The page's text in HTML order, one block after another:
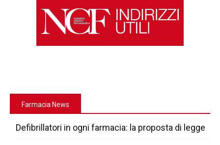
Farmacia News
Defibrillatori in ogni farmacia: la proposta di legge